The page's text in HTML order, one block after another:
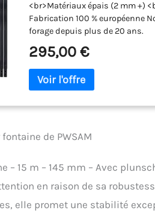
<br>Matériaux épais (2 mm +)
Fabrication 100 % européenne
forage depuis plus de 20 ans.
295,00 €
de PWSAM
– 15 m – 145 mm – Avec
en raison de sa
elle promet une stabilité